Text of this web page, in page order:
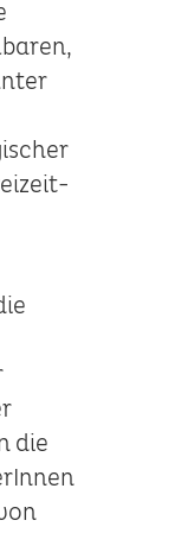
die